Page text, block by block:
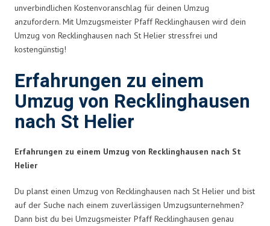
unverbindlichen Kostenvoranschlag für deinen Umzug
anzufordern. Mit Umzugsmeister Pfaff Recklinghausen wird dein
Umzug von Recklinghausen nach St Helier stressfrei und
kostengünstig!
Erfahrungen zu einem
Umzug von Recklinghausen
nach St Helier
Erfahrungen zu einem Umzug von Recklinghausen nach St
Helier
Du planst einen Umzug von Recklinghausen nach St Helier und bist
auf der Suche nach einem zuverlässigen Umzugsunternehmen?
Dann bist du bei Umzugsmeister Pfaff Recklinghausen genau